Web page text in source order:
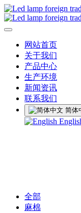
网站首页
关于我们
产品中心
生产环境
新闻资讯
联系我们
简体
全部
麻棉